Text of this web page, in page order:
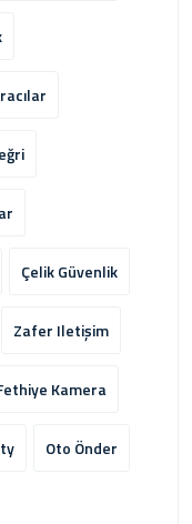
Çelik Güvenlik
Zafer Iletişim
Kamera
Oto Önder